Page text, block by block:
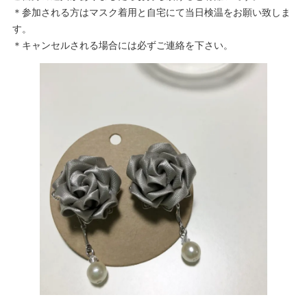
＊参加される方はマスク着用と自宅にて当日検温をお願い致しま
す。
＊キャンセルされる場合には必ずご連絡を下さい。